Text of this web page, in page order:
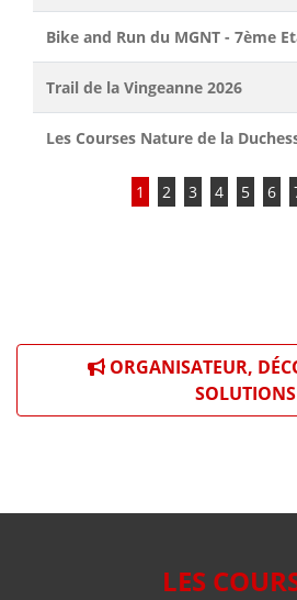
Bike and Run du MGNT - 7ème
Trail de la Vingeanne 2026
Les Courses Nature de la
1 2 3 4 5 6
ORGANISATEUR,
SOLUTIONS
LES